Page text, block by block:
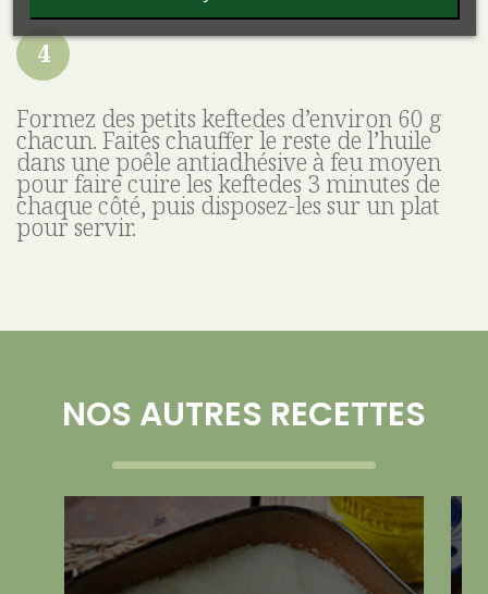
Formez des petits keftedes d’environ 60 g
chacun. Faites chauffer le reste de l’huile
dans une poêle antiadhésive à feu moyen
pour faire cuire les keftedes 3 minutes de
chaque côté, puis disposez-les sur un plat
pour servir.
NOS AUTRES RECETTES